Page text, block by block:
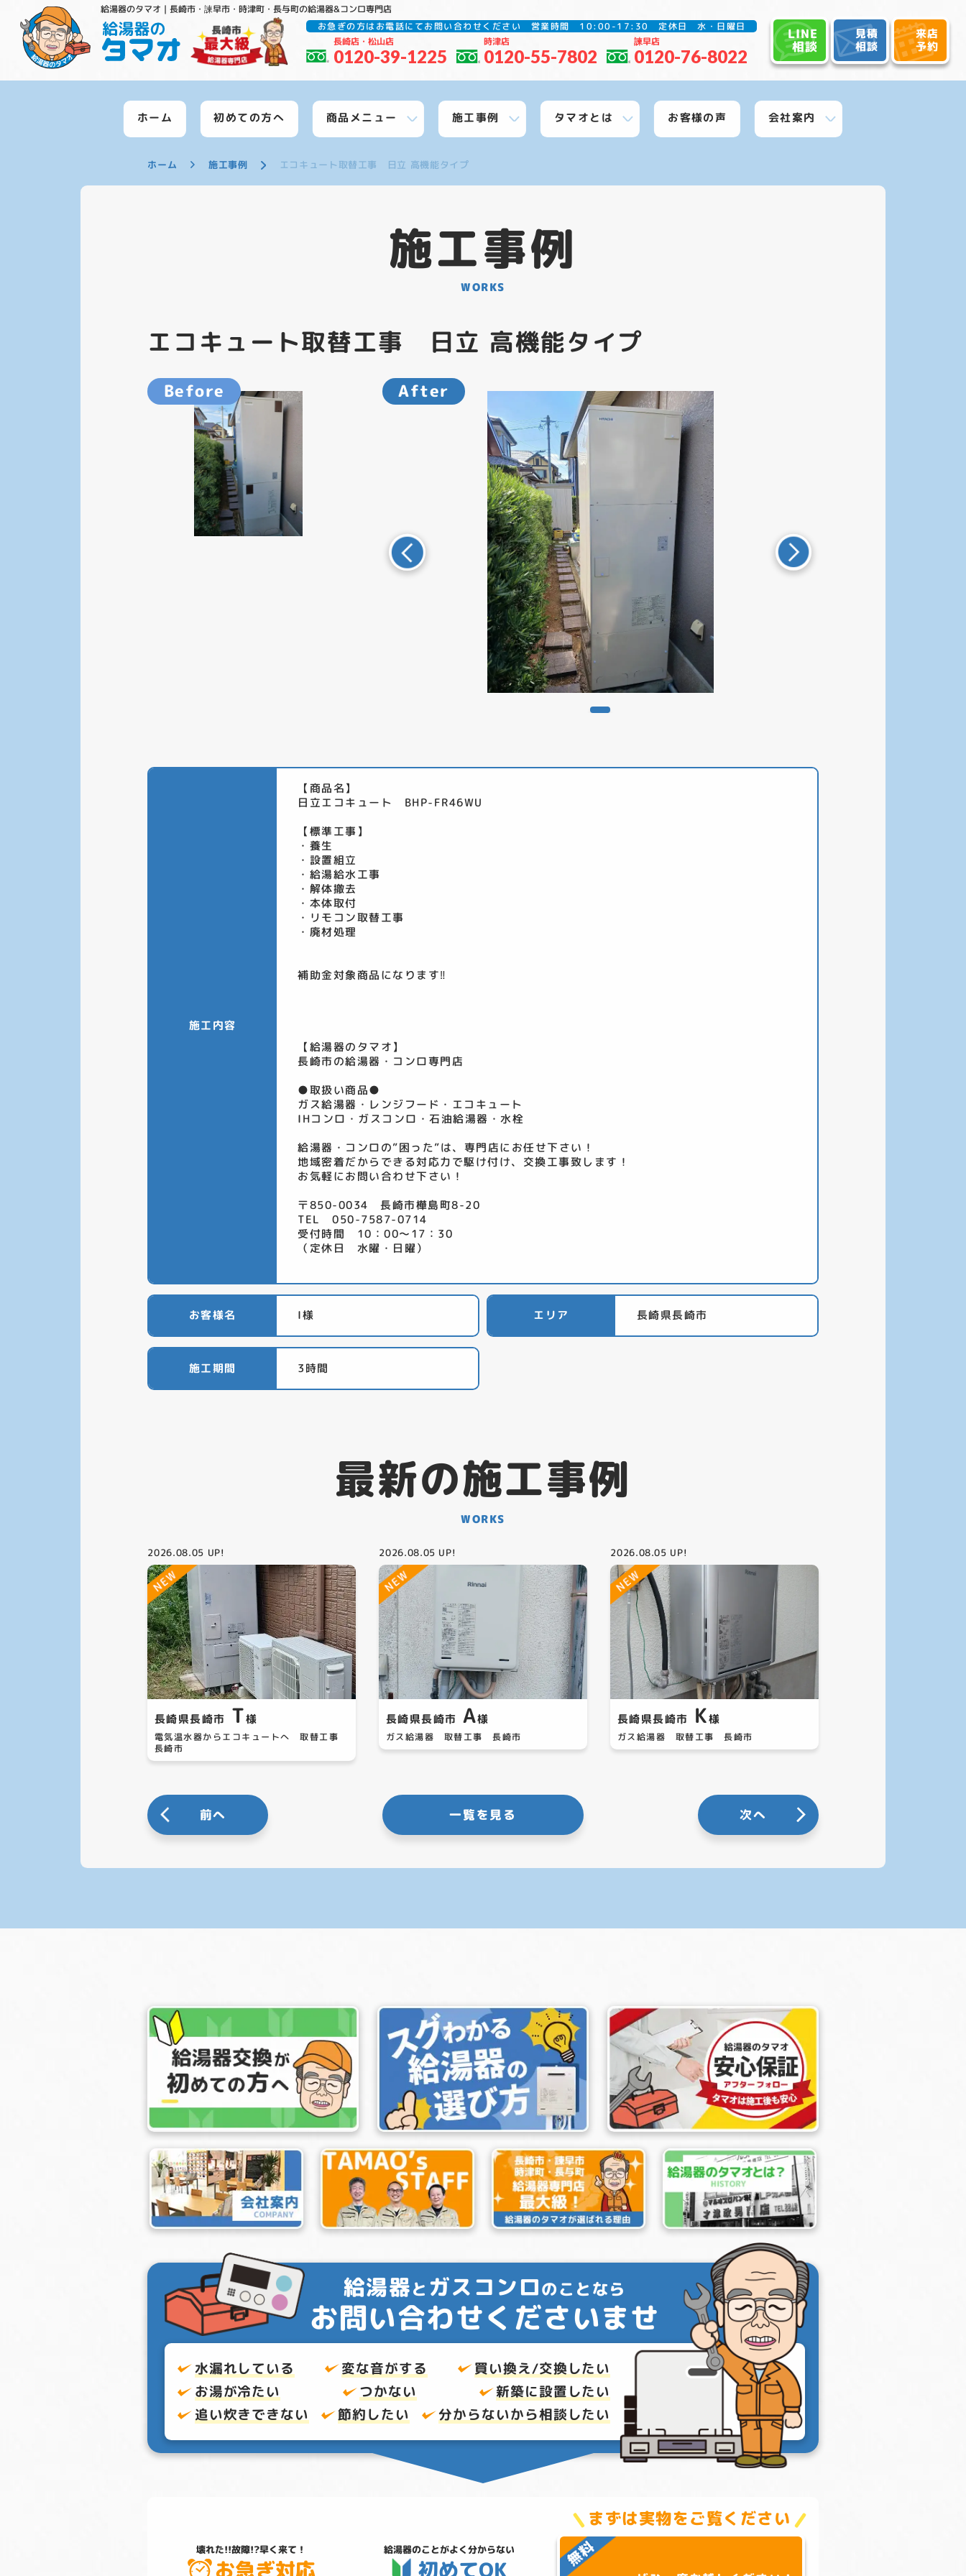
給湯器のタマオ｜長崎市・諫早市・時津町・長与町の給湯器&コンロ専門店
お急ぎの方はお電話にてお問い合わせください 営業時間 10:00-17:30 定休日 水・日曜日
長崎店・松山店
0120-39-1225
時津店
0120-55-7802
諫早店
0120-76-8022
LINE
相談
見積
相談
来店
予約
ホーム 初めての方へ 商品メニュー 施工事例 タマオとは お客様の声 会社案内
ホーム 施工事例 エコキュート取替工事 日立 高機能タイプ
施工事例
WORKS
エコキュート取替工事 日立 高機能タイプ
After
Before
施工内容
【商品名】
日立エコキュート BHP-FR46WU
【標準工事】
・養生
・設置組立
・給湯給水工事
・解体撤去
・本体取付
・リモコン取替工事
・廃材処理
補助金対象商品になります‼
【給湯器のタマオ】
長崎市の給湯器・コンロ専門店
●取扱い商品●
ガス給湯器・レンジフード・エコキュート
IHコンロ・ガスコンロ・石油給湯器・水栓
給湯器・コンロの”困った”は、専門店にお任せ下さい！
地域密着だからできる対応力で駆け付け、交換工事致します！
お気軽にお問い合わせ下さい！
〒850-0034 長崎市樺島町8-20
TEL 050-7587-0714
受付時間 10：00～17：30
（定休日 水曜・日曜）
お客様名 I様 エリア 長崎県長崎市
施工期間 3時間
最新の施工事例
WORKS
2026.08.05 UP!
長崎県長崎市 T様
電気温水器からエコキュートへ 取替工事
長崎市
2026.08.05 UP!
長崎県長崎市 A様
ガス給湯器 取替工事 長崎市
2026.08.05 UP!
長崎県長崎市 K様
ガス給湯器 取替工事 長崎市
前へ 一覧を見る 次へ
給湯器と ガスコンロのことなら
お問い合わせくださいませ
水漏れしている 変な音がする
買い換え/交換したい
お湯が冷たい
つかない
新築に設置したい
追い炊きできない
節約したい 分からないから相談したい
まずは実物をご覧ください
壊れた!!故障!?早く来て！
お急ぎ対応
給湯器のことがよく分からない
初めてOK